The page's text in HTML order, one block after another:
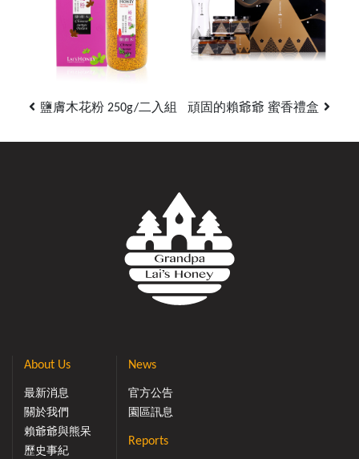
鹽膚木花粉 250g/二入組 頑固的賴爺爺 蜜香禮盒
About Us
最新消息
關於我們
賴爺爺與熊呆
歷史事紀
News
官方公告
園區訊息
Reports